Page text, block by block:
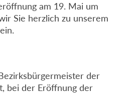
am 19. Mai um
Sie herzlich zu unserem
der
bei der Eröffnung der